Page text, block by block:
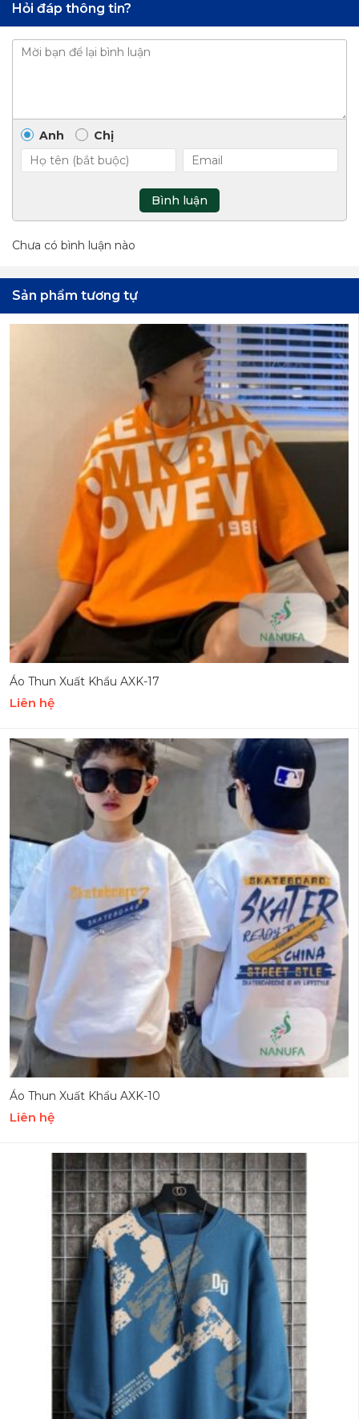
Hỏi đáp thông tin?
Anh Chị
Bình luận
Chưa có bình luận nào
Sản phẩm tương tự
Áo Thun Xuất Khẩu AXK-17
Liên hệ
Áo Thun Xuất Khẩu AXK-10
Liên hệ